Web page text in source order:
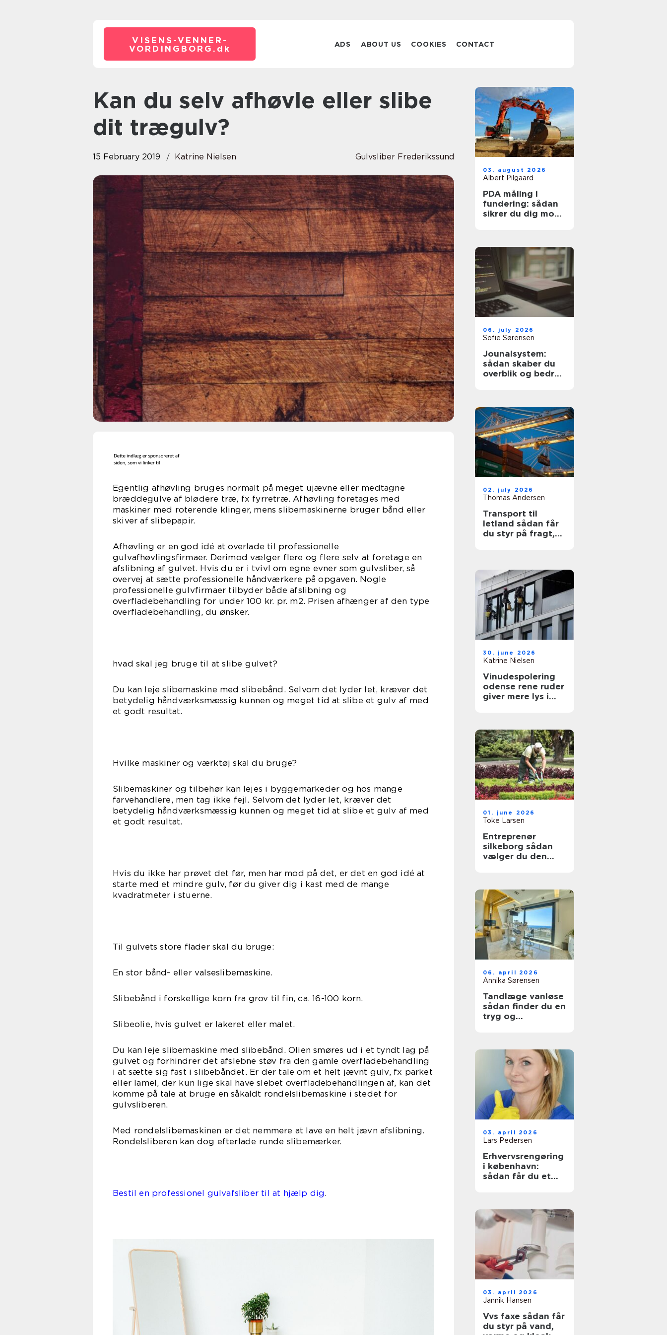
VISENS-VENNER-
VORDINGBORG. dk ADS ABOUT US COOKIES CONTACT
Kan du selv afhøvle eller slibe
dit trægulv?
15 February 2019 Katrine Nielsen Gulvsliber Frederikssund
Egentlig afhøvling bruges normalt på meget ujævne eller medtagne
bræddegulve af blødere træ, fx fyrretræ. Afhøvling foretages med
maskiner med roterende klinger, mens slibemaskinerne bruger bånd eller
skiver af slibepapir.
Afhøvling er en god idé at overlade til professionelle
gulvafhøvlingsfirmaer. Derimod vælger flere og flere selv at foretage en
afslibning af gulvet. Hvis du er i tvivl om egne evner som gulvsliber, så
overvej at sætte professionelle håndværkere på opgaven. Nogle
professionelle gulvfirmaer tilbyder både afslibning og
overfladebehandling for under 100 kr. pr. m2. Prisen afhænger af den type
overfladebehandling, du ønsker.
hvad skal jeg bruge til at slibe gulvet?
Du kan leje slibemaskine med slibebånd. Selvom det lyder let, kræver det
betydelig håndværksmæssig kunnen og meget tid at slibe et gulv af med
et godt resultat.
Hvilke maskiner og værktøj skal du bruge?
Slibemaskiner og tilbehør kan lejes i byggemarkeder og hos mange
farvehandlere, men tag ikke fejl. Selvom det lyder let, kræver det
betydelig håndværksmæssig kunnen og meget tid at slibe et gulv af med
et godt resultat.
Hvis du ikke har prøvet det før, men har mod på det, er det en god idé at
starte med et mindre gulv, før du giver dig i kast med de mange
kvadratmeter i stuerne.
Til gulvets store flader skal du bruge:
En stor bånd- eller valseslibemaskine.
Slibebånd i forskellige korn fra grov til fin, ca. 16-100 korn.
Slibeolie, hvis gulvet er lakeret eller malet.
Du kan leje slibemaskine med slibebånd. Olien smøres ud i et tyndt lag på
gulvet og forhindrer det afslebne støv fra den gamle overfladebehandling
i at sætte sig fast i slibebåndet. Er der tale om et helt jævnt gulv, fx parket
eller lamel, der kun lige skal have slebet overfladebehandlingen af, kan det
komme på tale at bruge en såkaldt rondelslibemaskine i stedet for
gulvsliberen.
Med rondelslibemaskinen er det nemmere at lave en helt jævn afslibning.
Rondelsliberen kan dog efterlade runde slibemærker.
Bestil en professionel gulvafsliber til at hjælp dig.
03. august 2026
Albert Pilgaard
PDA måling i
fundering: sådan
sikrer du dig mod
06. july 2026
Sofie Sørensen
Jounalsystem:
sådan skaber du
overblik og bedre
02. july 2026
Thomas Andersen
Transport til
letland sådan får
du styr på fragt,
30. june 2026
Katrine Nielsen
Vinudespolering
odense rene ruder
giver mere lys i
01. june 2026
Toke Larsen
Entreprenør
silkeborg sådan
vælger du den
06. april 2026
Annika Sørensen
Tandlæge vanløse
sådan finder du en
tryg og
03. april 2026
Lars Pedersen
Erhvervsrengøring
i københavn:
sådan får du et
03. april 2026
Jannik Hansen
Vvs faxe sådan får
du styr på vand,